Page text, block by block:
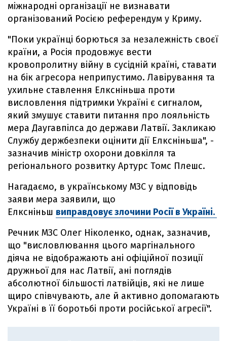
міжнародні організації не визнавати
організований Росією референдум у Криму.
"Поки українці борються за незалежність своєї
країни, а Росія продовжує вести
кровопролитну війну в сусідній країні, ставати
на бік агресора неприпустимо. Лавірування та
ухильне ставлення Елксніньша проти
висловлення підтримки Україні є сигналом,
який змушує ставити питання про лояльність
мера Даугавпілса до держави Латвії. Закликаю
Службу держбезпеки оцінити дії Елксніньша", -
зазначив міністр охорони довкілля та
регіонального розвитку Артурс Томс Плешс.
Нагадаємо, в українському МЗС у відповідь
заяви мера заявили, що
Елксніньш виправдовує злочини Росії в Україні.
Речник МЗС Олег Ніколенко, однак, зазначив,
що "висловлювання цього маргінального
діяча не відображають ані офіційної позиції
дружньої для нас Латвії, ані поглядів
абсолютної більшості латвійців, які не лише
щиро співчувають, але й активно допомагають
Україні в її боротьбі проти російської агресії".